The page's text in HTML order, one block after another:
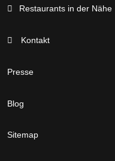
Restaurants in der Nähe
Kontakt
Presse
Blog
Sitemap